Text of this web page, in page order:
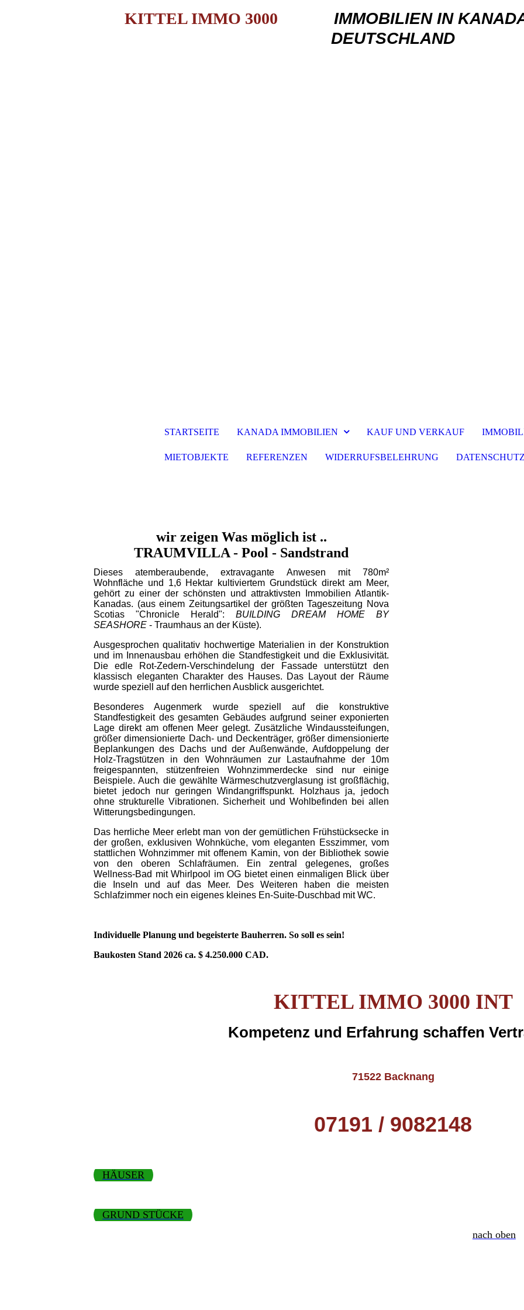
KITTEL IMMO 3000
IMMOBILIEN IN
DEUTSCHLAND
STARTSEITE KANADA IMMOBILIEN KAUF UND VERKAUF
MIETOBJEKTE REFERENZEN WIDERRUFSBELEHRUNG DATENSCHUTZ
wir zeigen Was möglich ist ..
TRAUMVILLA - Pool - Sandstrand
Dieses atemberaubende, extravagante Anwesen mit 780m²
Wohnfläche und 1,6 Hektar kultiviertem Grundstück direkt am Meer,
gehört zu einer der schönsten und attraktivsten Immobilien Atlantik-
Kanadas. (aus einem Zeitungsartikel der größten Tageszeitung Nova
Scotias "Chronicle Herald": BUILDING DREAM HOME BY
SEASHORE - Traumhaus an der Küste).
Ausgesprochen qualitativ hochwertige Materialien in der Konstruktion
und im Innenausbau erhöhen die Standfestigkeit und die Exklusivität.
Die edle Rot-Zedern-Verschindelung der Fassade unterstützt den
klassisch eleganten Charakter des Hauses. Das Layout der Räume
wurde speziell auf den herrlichen Ausblick ausgerichtet.
Besonderes Augenmerk wurde speziell auf die konstruktive
Standfestigkeit des gesamten Gebäudes aufgrund seiner exponierten
Lage direkt am offenen Meer gelegt. Zusätzliche Windaussteifungen,
größer dimensionierte Dach- und Deckenträger, größer dimensionierte
Beplankungen des Dachs und der Außenwände, Aufdoppelung der
Holz-Tragstützen in den Wohnräumen zur Lastaufnahme der 10m
freigespannten, stützenfreien Wohnzimmerdecke sind nur einige
Beispiele. Auch die gewählte Wärmeschutzverglasung ist großflächig,
bietet jedoch nur geringen Windangriffspunkt. Holzhaus ja, jedoch
ohne strukturelle Vibrationen. Sicherheit und Wohlbefinden bei allen
Witterungsbedingungen.
Das herrliche Meer erlebt man von der gemütlichen Frühstücksecke in
der großen, exklusiven Wohnküche, vom eleganten Esszimmer, vom
stattlichen Wohnzimmer mit offenem Kamin, von der Bibliothek sowie
von den oberen Schlafräumen. Ein zentral gelegenes, großes
Wellness-Bad mit Whirlpool im OG bietet einen einmaligen Blick über
die Inseln und auf das Meer. Des Weiteren haben die meisten
Schlafzimmer noch ein eigenes kleines En-Suite-Duschbad mit WC.
Individuelle Planung und begeisterte Bauherren. So soll es sein!
Baukosten Stand 2026 ca. $ 4.250.000 CAD.
KITTEL IMMO 3000 INT
Kompetenz und Erfahrung schaffen
71522 Backnang
07191 / 9082148
HÄUSER
GRUND STÜCKE
nach oben